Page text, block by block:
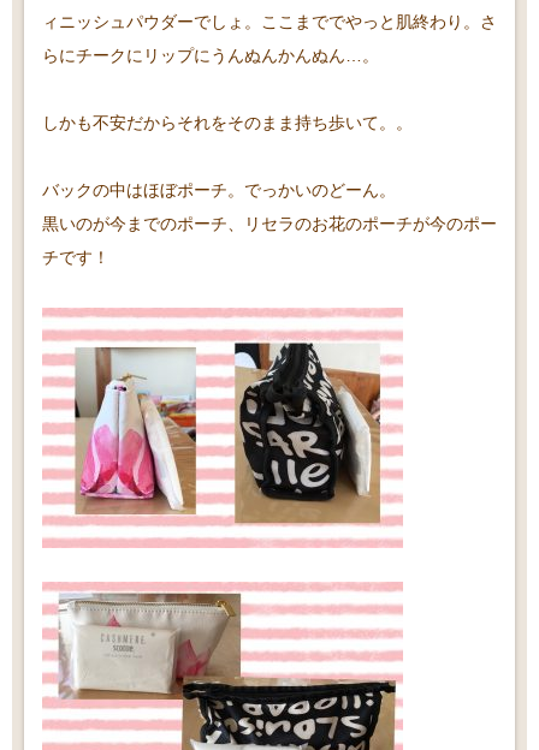
ィニッシュパウダーでしょ。ここまででやっと肌終わり。さ
らにチークにリップにうんぬんかんぬん…。
しかも不安だからそれをそのまま持ち歩いて。。
バックの中はほぼポーチ。でっかいのどーん。
黒いのが今までのポーチ、リセラのお花のポーチが今のポー
チです！